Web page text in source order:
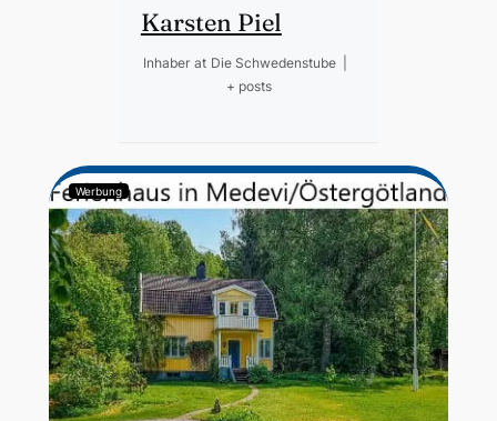
Karsten Piel
Inhaber at Die Schwedenstube
+ posts
Werbung